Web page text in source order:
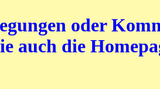
oder
auch die